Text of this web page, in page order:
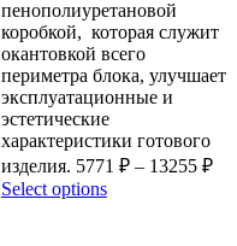
пенополиуретановой
коробкой, которая служит
окантовкой всего
периметра блока, улучшает
эксплуатационные и
эстетические
характеристики готового
изделия. 5771 ₽– 13255 ₽
Select options